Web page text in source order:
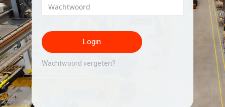
Wachtwoord vergeten?